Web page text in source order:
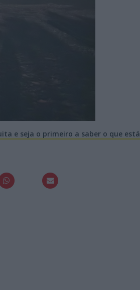
e seja o primeiro a saber o que está